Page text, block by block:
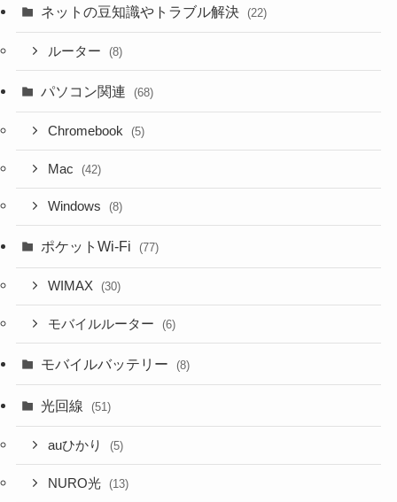
ネットの豆知識やトラブル解決 (22)
ルーター (8)
パソコン関連 (68)
Chromebook (5)
Mac (42)
Windows (8)
ポケットWi-Fi (77)
WIMAX (30)
モバイルルーター (6)
モバイルバッテリー (8)
光回線 (51)
auひかり (5)
NURO光 (13)